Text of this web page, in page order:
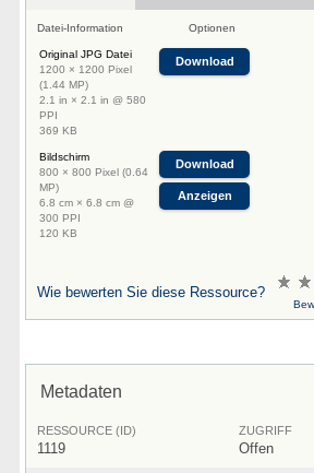
Datei-Information Optionen
Original JPG Datei
1200 × 1200 Pixel
(1.44 MP)
2.1 in × 2.1 in @ 580
PPI
369 KB
Download
Bildschirm
800 × 800 Pixel (0.64
MP)
6.8 cm × 6.8 cm @
300 PPI
120 KB
Download
Anzeigen
Wie bewerten Sie diese Ressource?
Metadaten
RESSOURCE (ID)
1119
ZUGRIFF
Offen